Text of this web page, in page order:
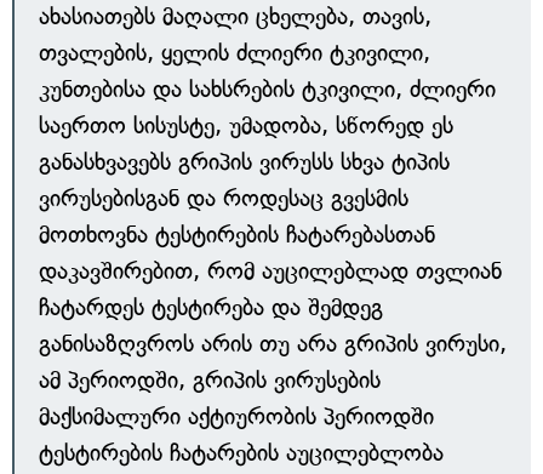
ახასიათებს მაღალი ცხელება, თავის,
თვალების, ყელის ძლიერი ტკივილი,
კუნთებისა და სახსრების ტკივილი, ძლიერი
საერთო სისუსტე, უმადობა, სწორედ ეს
განასხვავებს გრიპის ვირუსს სხვა ტიპის
ვირუსებისგან და როდესაც გვესმის
მოთხოვნა ტესტირების ჩატარებასთან
დაკავშირებით, რომ აუცილებლად თვლიან
ჩატარდეს ტესტირება და შემდეგ
განისაზღვროს არის თუ არა გრიპის ვირუსი,
ამ პერიოდში, გრიპის ვირუსების
მაქსიმალური აქტიურობის პერიოდში
ტესტირების ჩატარების აუცილებლობა